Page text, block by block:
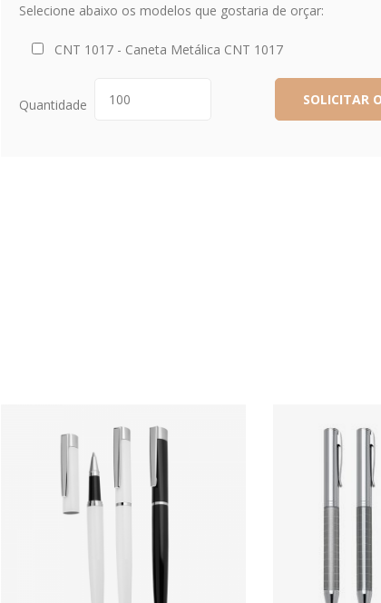
Selecione abaixo os modelos que gostaria de orçar:
CNT 1017 - Caneta Metálica CNT 1017
Quantidade